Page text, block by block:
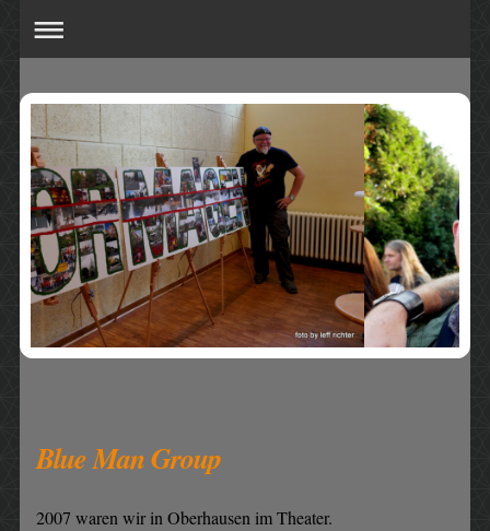
Blue Man Group
2007 waren wir in Oberhausen im Theater.